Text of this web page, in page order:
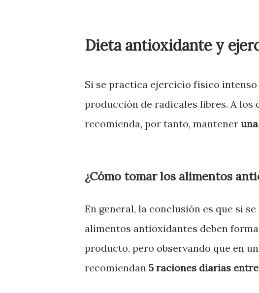
Dieta antioxidante y
Si se practica ejercicio físico
producción de radicales libres. A los
recomienda, por tanto, mantener
¿Cómo tomar los alimentos
En general, la conclusión es que si
alimentos antioxidantes deben
producto, pero observando que en
recomiendan 5 raciones diarias